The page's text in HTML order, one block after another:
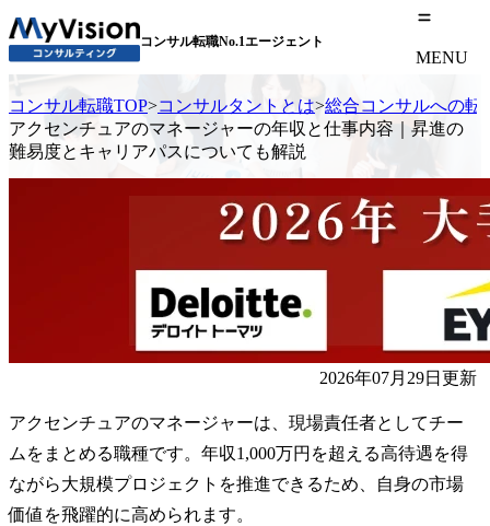
コンサル転職No.1エージェント
MENU
コンサル転職TOP>コンサルタントとは>総合コンサルへの転
アクセンチュアのマネージャーの年収と仕事内容｜昇進の
難易度とキャリアパスについても解説
2026年07月29日更新
アクセンチュアのマネージャーは、現場責任者としてチー
ムをまとめる職種です。年収1,000万円を超える高待遇を得
ながら大規模プロジェクトを推進できるため、自身の市場
価値を飛躍的に高められます。